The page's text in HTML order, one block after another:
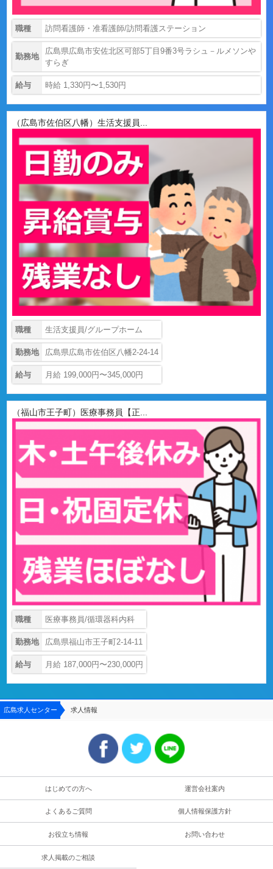
職種 訪問看護師・准看護師/訪問看護ステーション
勤務地
広島県広島市安佐北区可部5丁目9番3号ラシュ－ルメソンや
すらぎ
給与 時給 1,330円〜1,530円
（広島市佐伯区八幡）生活支援員...
職種 生活支援員/グループホーム
勤務地 広島県広島市佐伯区八幡2-24-14
給与 月給 199,000円〜345,000円
（福山市王子町）医療事務員【正...
職種 医療事務員/循環器科内科
勤務地 広島県福山市王子町2-14-11
給与 月給 187,000円〜230,000円
広島求人センター 求人情報
はじめての方へ 運営会社案内
よくあるご質問 個人情報保護方針
お役立ち情報 お問い合わせ
求人掲載のご相談